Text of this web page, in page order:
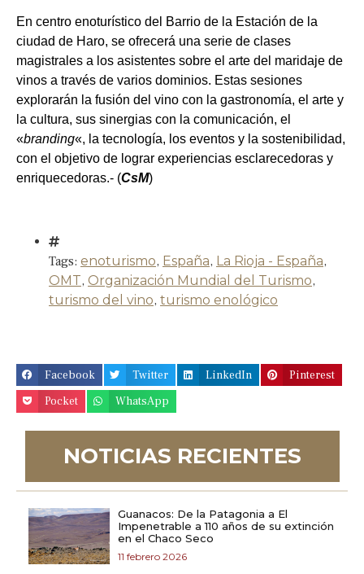
En centro enoturístico del Barrio de la Estación de la
ciudad de Haro, se ofrecerá una serie de clases
magistrales a los asistentes sobre el arte del maridaje de
vinos a través de varios dominios. Estas sesiones
explorarán la fusión del vino con la gastronomía, el arte y
la cultura, sus sinergias con la comunicación, el
«branding«, la tecnología, los eventos y la sostenibilidad,
con el objetivo de lograr experiencias esclarecedoras y
enriquecedoras.- (CsM)
Tags: enoturismo, España, La Rioja - España,
OMT, Organización Mundial del Turismo,
turismo del vino, turismo enológico
Facebook Twitter LinkedIn
Pinterest
Pocket
WhatsApp
NOTICIAS RECIENTES
Guanacos: De la Patagonia a El
Impenetrable a 110 años de su extinción
en el Chaco Seco
11 febrero 2026